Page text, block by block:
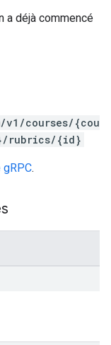
a déjà commencé
v1/courses/{cou
rubrics/{id}
.